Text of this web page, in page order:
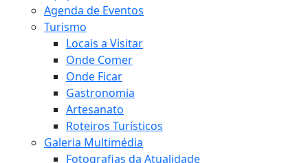
Agenda de Eventos
Turismo
Locais a Visitar
Onde Comer
Onde Ficar
Gastronomia
Artesanato
Roteiros Turísticos
Galeria Multimédia
Fotografias da Atualidade